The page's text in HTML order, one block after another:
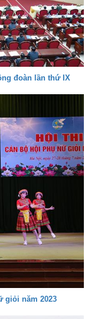
đoàn lần thứ IX
giỏi năm 2023